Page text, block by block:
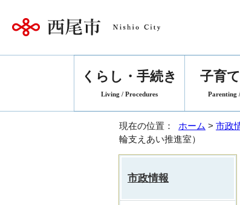
くらし・手続き
Living / Procedures
子育
Parenting
現在の位置： ホーム > 市政
輪支えあい推進室）
市政情報